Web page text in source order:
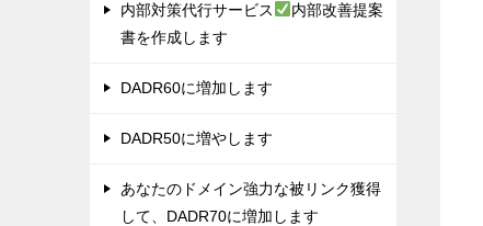
内部対策代行サービス
内部改善提案
書を作成します
DADR60に増加します
DADR50に増やします
あなたのドメイン強力な被リンク獲得
して、DADR70に増加します